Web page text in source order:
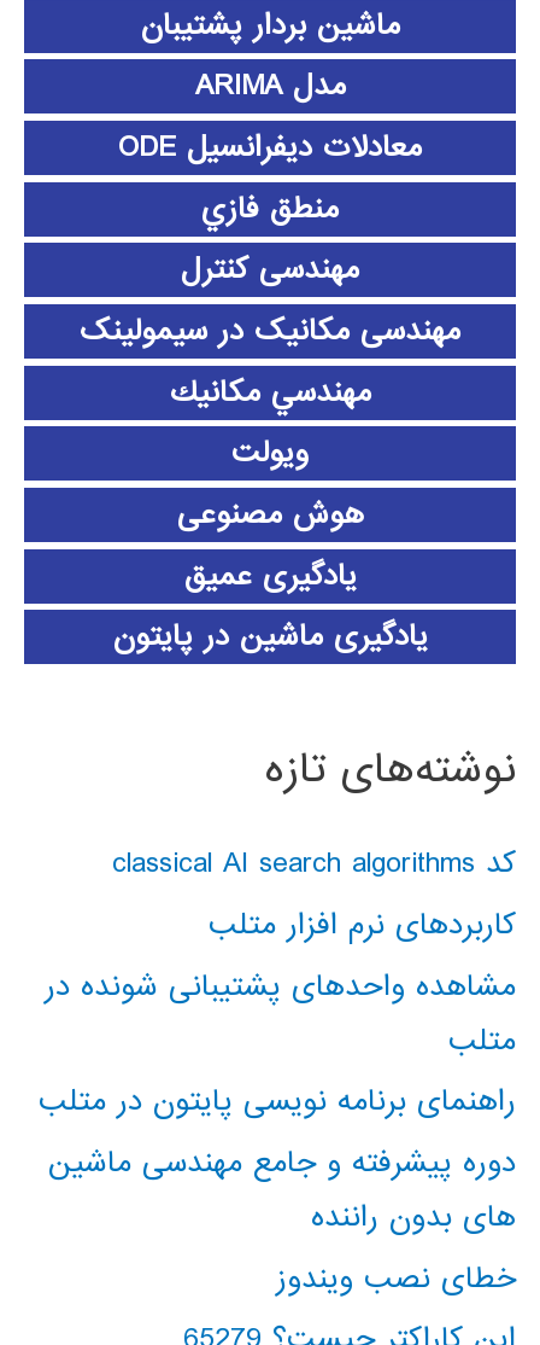
ماشین بردار پشتیبان
مدل ARIMA
معادلات دیفرانسیل ODE
منطق فازي
مهندسی کنترل
مهندسی مکانیک در سیمولینک
مهندسي مكانيك
ویولت
هوش مصنوعی
یادگیری عمیق
یادگیری ماشین در پایتون
نوشته‌های تازه
کد classical AI search algorithms
کاربردهای نرم افزار متلب
مشاهده واحدهای پشتیبانی شونده در
متلب
راهنمای برنامه نویسی پایتون در متلب
دوره پیشرفته و جامع مهندسی ماشین
های بدون راننده
خطای نصب ویندوز